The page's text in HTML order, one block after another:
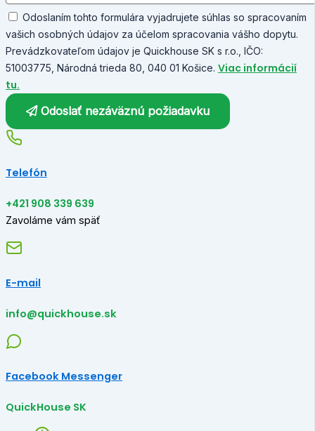
Odoslaním tohto formulára vyjadrujete súhlas so spracovaním
vašich osobných údajov za účelom spracovania vášho dopytu.
Prevádzkovateľom údajov je Quickhouse SK s r.o., IČO:
51003775, Národná trieda 80, 040 01 Košice. Viac informácií
tu.
Odoslať nezáväznú požiadavku
Telefón
+421 908 339 639
Zavoláme vám späť
E-mail
info@quickhouse.sk
Facebook Messenger
QuickHouse SK